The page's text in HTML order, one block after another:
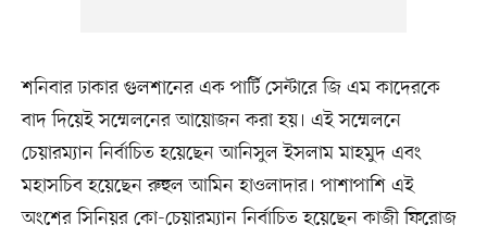
শনিবার ঢাকার গুলশানের এক পার্টি সেন্টারে জি এম কাদেরকে
বাদ দিয়েই সম্মেলনের আয়োজন করা হয়। এই সম্মেলনে
চেয়ারম্যান নির্বাচিত হয়েছেন আনিসুল ইসলাম মাহমুদ এবং
মহাসচিব হয়েছেন রুহুল আমিন হাওলাদার। পাশাপাশি এই
অংশের সিনিয়র কো-চেয়ারম্যান নির্বাচিত হয়েছেন কাজী ফিরোজ